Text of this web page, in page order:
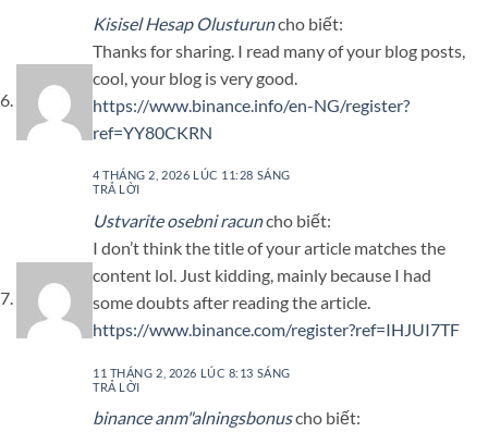
Kisisel Hesap Olusturuncho biết:
Thanks for sharing. I read many of your blog posts,
cool, your blog is very good.
https://www.binance.info/en-NG/register?
ref=YY80CKRN
4 THÁNG 2, 2026 LÚC 11:28 SÁNG
TRẢ LỜI
Ustvarite osebni racuncho biết:
I don’t think the title of your article matches the
content lol. Just kidding, mainly because I had
some doubts after reading the article.
https://www.binance.com/register?ref=IHJUI7TF
11 THÁNG 2, 2026 LÚC 8:13 SÁNG
TRẢ LỜI
binance anm"alningsbonuscho biết: